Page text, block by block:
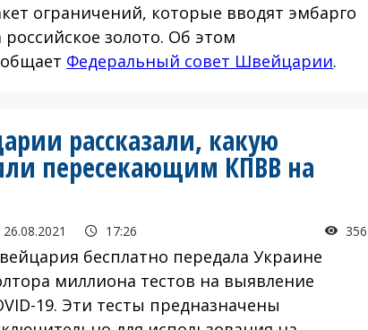
ограничений, которые вводят эмбарго
российское золото. Об этом
Федеральный совет Швейцарии.
рассказали, какую
пересекающим КПВВ на
26.08.2021 17:26 356
бесплатно передала Украине
миллиона тестов на выявление
19. Эти тесты предназначены